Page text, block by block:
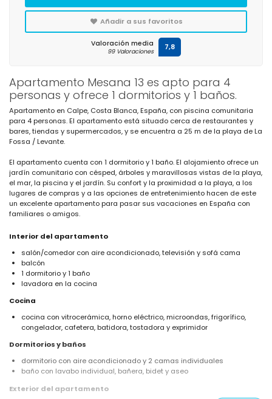
Apartamento Mesana 13 es apto para 4
personas y ofrece 1 dormitorios y 1 baños.
Apartamento en Calpe, Costa Blanca, España, con piscina comunitaria
para 4 personas. El apartamento está situado cerca de restaurantes y
bares, tiendas y supermercados, y se encuentra a 25 m de la playa de La
Fossa / Levante.
El apartamento cuenta con 1 dormitorio y 1 baño. El alojamiento ofrece un
jardín comunitario con césped, árboles y maravillosas vistas de la playa,
el mar, la piscina y el jardín. Su confort y la proximidad a la playa, a los
lugares de compras y a las opciones de entretenimiento hacen de este
un excelente apartamento para pasar sus vacaciones en España con
familiares o amigos.
Interior del apartamento
salón/comedor con aire acondicionado, televisión y sofá cama
balcón
1 dormitorio y 1 baño
lavadora en la cocina
Cocina
cocina con vitrocerámica, horno eléctrico, microondas, frigorífico,
congelador, cafetera, batidora, tostadora y exprimidor
Dormitorios y baños
dormitorio con aire acondicionado y 2 camas individuales
baño con lavabo individual, bañera, bidet y aseo
Exterior del apartamento
Añadir a sus favoritos
Valoración media
99 Valoraciones 7,8